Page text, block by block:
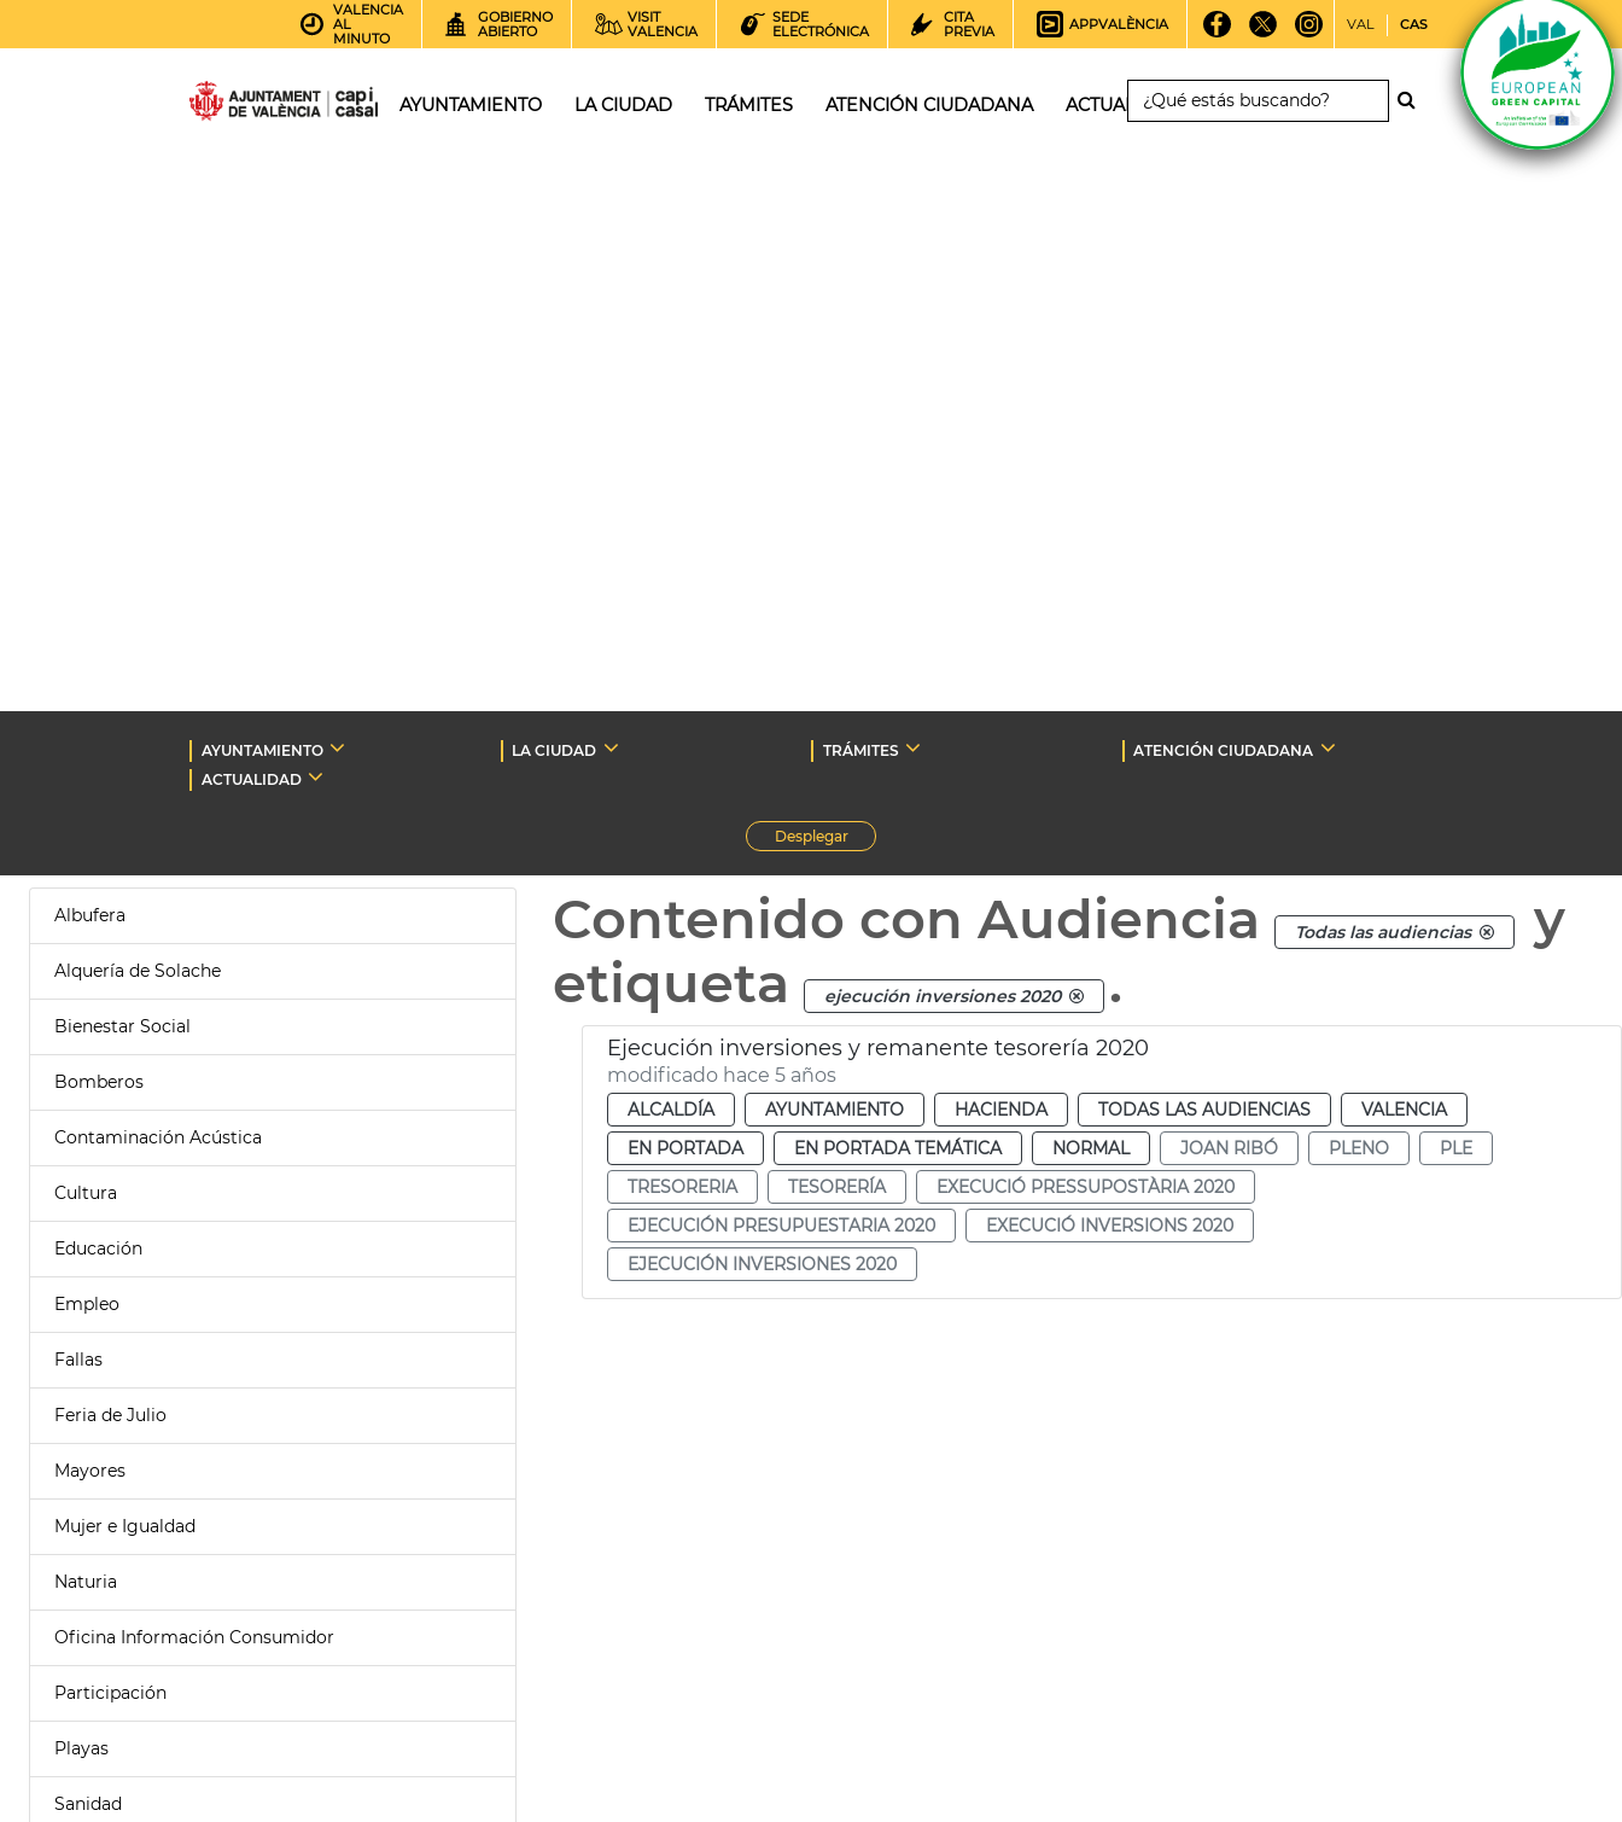
VALENCIA
AL
MINUTO
GOBIERNO
ABIERTO
VISIT
VALENCIA
SEDE
ELECTRÓNICA
CITA
PREVIA
APPVALÈNCIA VAL CAS
AYUNTAMIENTO LA CIUDAD TRÁMITES ATENCIÓN CIUDADANA ACTUALIDAD
AYUNTAMIENTO LA CIUDAD TRÁMITES
ATENCIÓN CIUDADANA
ACTUALIDAD
Desplegar
Albufera
Alquería de Solache
Bienestar Social
Bomberos
Contaminación Acústica
Cultura
Educación
Empleo
Fallas
Feria de Julio
Mayores
Mujer e Igualdad
Naturia
Oficina Información Consumidor
Participación
Playas
Sanidad
Contenido con Audiencia Todas las audiencias
y
etiqueta
ejecución inversiones 2020 .
Ejecución inversiones y remanente tesorería 2020
modificado hace 5 años
ALCALDÍA AYUNTAMIENTO HACIENDA TODAS LAS AUDIENCIAS
VALENCIA
EN PORTADA
EN PORTADA TEMÁTICA NORMAL JOAN RIBÓ PLENO
PLE
TRESORERIA
TESORERÍA
EXECUCIÓ PRESSUPOSTÀRIA 2020
EJECUCIÓN PRESUPUESTARIA 2020
EXECUCIÓ INVERSIONS 2020
EJECUCIÓN INVERSIONES 2020